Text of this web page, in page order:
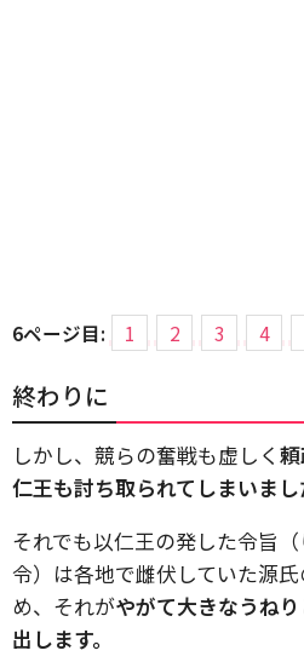
6ページ目: 1 2 3 4
終わりに
しかし、競らの奮戦も虚しく
仁王も討ち取られてしまいまし
それでも以仁王の発した令旨
令）は各地で雌伏していた源
め、それがやがて大きなうね
出します。